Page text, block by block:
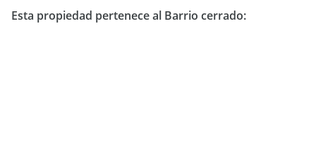
Esta propiedad pertenece al Barrio cerrado: